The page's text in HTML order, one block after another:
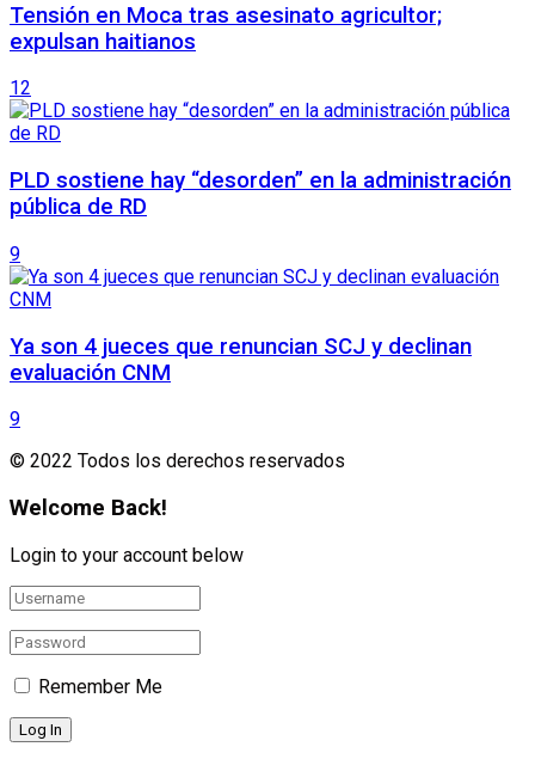
Tensión en Moca tras asesinato agricultor;
expulsan haitianos
12
PLD sostiene hay “desorden” en la administración
pública de RD
9
Ya son 4 jueces que renuncian SCJ y declinan
evaluación CNM
9
© 2022 Todos los derechos reservados
Welcome Back!
Login to your account below
Remember Me